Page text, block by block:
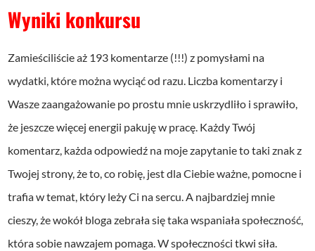
Wyniki konkursu
Zamieściliście aż 193 komentarze (!!!) z pomysłami na
wydatki, które można wyciąć od razu. Liczba komentarzy i
Wasze zaangażowanie po prostu mnie uskrzydliło i sprawiło,
że jeszcze więcej energii pakuję w pracę. Każdy Twój
komentarz, każda odpowiedź na moje zapytanie to taki znak z
Twojej strony, że to, co robię, jest dla Ciebie ważne, pomocne i
trafia w temat, który leży Ci na sercu.A najbardziej mnie
cieszy, że wokół bloga zebrała się taka wspaniała społeczność,
która sobie nawzajem pomaga. W społeczności tkwi siła.